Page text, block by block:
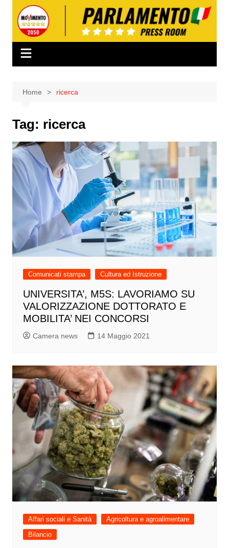
contenuto
Home ricerca
Tag: ricerca
Comunicati stampa Cultura ed Istruzione
UNIVERSITA’, M5S: LAVORIAMO SU
VALORIZZAZIONE DOTTORATO E
MOBILITA’ NEI CONCORSI
Camera news 14 Maggio 2021
Affari sociali e Sanità
Agricoltura e agroalimentare
Bilancio